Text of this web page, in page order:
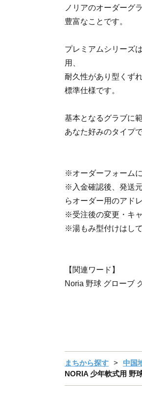
ノリアのオーダーグ
豊富なことです。
プレミアムシリーズ
用、
耐久性があり型くず
標準仕様です。
基本となるグラブに
あなた好みのタイプ
※オーダーフォーム
※入金確認後、発送
らオーダー用のアド
※受注後の変更・キ
※湯もみ型付けはして
【関連ワード】
Noria 野球 グローブ
まちから探す 中国
NORIA 少年軟式用 野